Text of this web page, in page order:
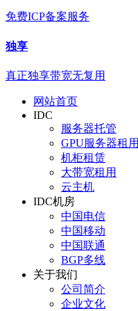
免费ICP备案服务
独享
真正独享带宽无复用
网站首页
IDC
服务器托管
GPU服务器租用
机柜租赁
大带宽租用
云主机
IDC机房
中国电信
中国移动
中国联通
BGP多线
关于我们
公司简介
企业文化